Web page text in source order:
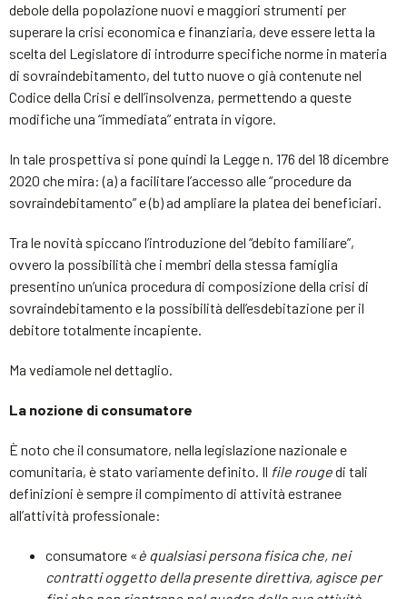
debole della popolazione nuovi e maggiori strumenti per
superare la crisi economica e finanziaria, deve essere letta la
scelta del Legislatore di introdurre specifiche norme in materia
di sovraindebitamento, del tutto nuove o già contenute nel
Codice della Crisi e dell’insolvenza, permettendo a queste
modifiche una “immediata” entrata in vigore.
In tale prospettiva si pone quindi la Legge n. 176 del 18 dicembre
2020 che mira: (a) a facilitare l’accesso alle “procedure da
sovraindebitamento” e (b) ad ampliare la platea dei beneficiari.
Tra le novità spiccano l’introduzione del “debito familiare”,
ovvero la possibilità che i membri della stessa famiglia
presentino un’unica procedura di composizione della crisi di
sovraindebitamento e la possibilità dell’esdebitazione per il
debitore totalmente incapiente.
Ma vediamole nel dettaglio.
La nozione di consumatore
È noto che il consumatore, nella legislazione nazionale e
comunitaria, è stato variamente definito. Il file rougedi tali
definizioni è sempre il compimento di attività estranee
all’attività professionale:
consumatore «è qualsiasi persona fisica che, nei
contratti oggetto della presente direttiva, agisce per